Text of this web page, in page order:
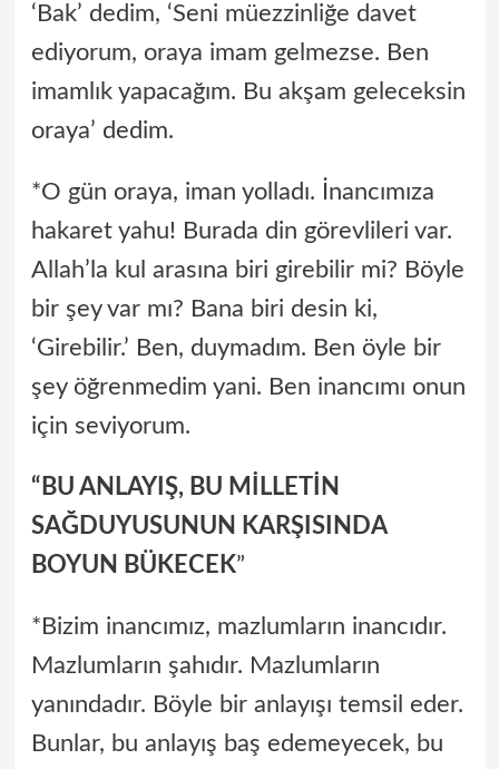
‘Bak’ dedim, ‘Seni müezzinliğe davet
ediyorum, oraya imam gelmezse. Ben
imamlık yapacağım. Bu akşam geleceksin
oraya’ dedim.
*O gün oraya, iman yolladı. İnancımıza
hakaret yahu! Burada din görevlileri var.
Allah’la kul arasına biri girebilir mi? Böyle
bir şey var mı? Bana biri desin ki,
‘Girebilir.’ Ben, duymadım. Ben öyle bir
şey öğrenmedim yani. Ben inancımı onun
için seviyorum.
“BU ANLAYIŞ, BU MİLLETİN
SAĞDUYUSUNUN KARŞISINDA
BOYUN BÜKECEK”
*Bizim inancımız, mazlumların inancıdır.
Mazlumların şahıdır. Mazlumların
yanındadır. Böyle bir anlayışı temsil eder.
Bunlar, bu anlayış baş edemeyecek, bu